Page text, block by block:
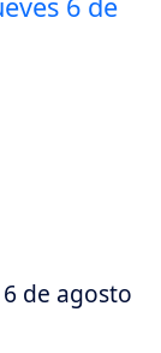
de agosto